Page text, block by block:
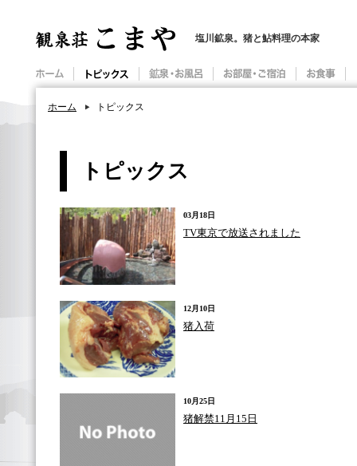
塩川鉱泉。猪と鮎料理の本家
ホーム トピックス
トピックス
03月18日
TV東京で放送されました
12月10日
猪入荷
10月25日
猪解禁11月15日